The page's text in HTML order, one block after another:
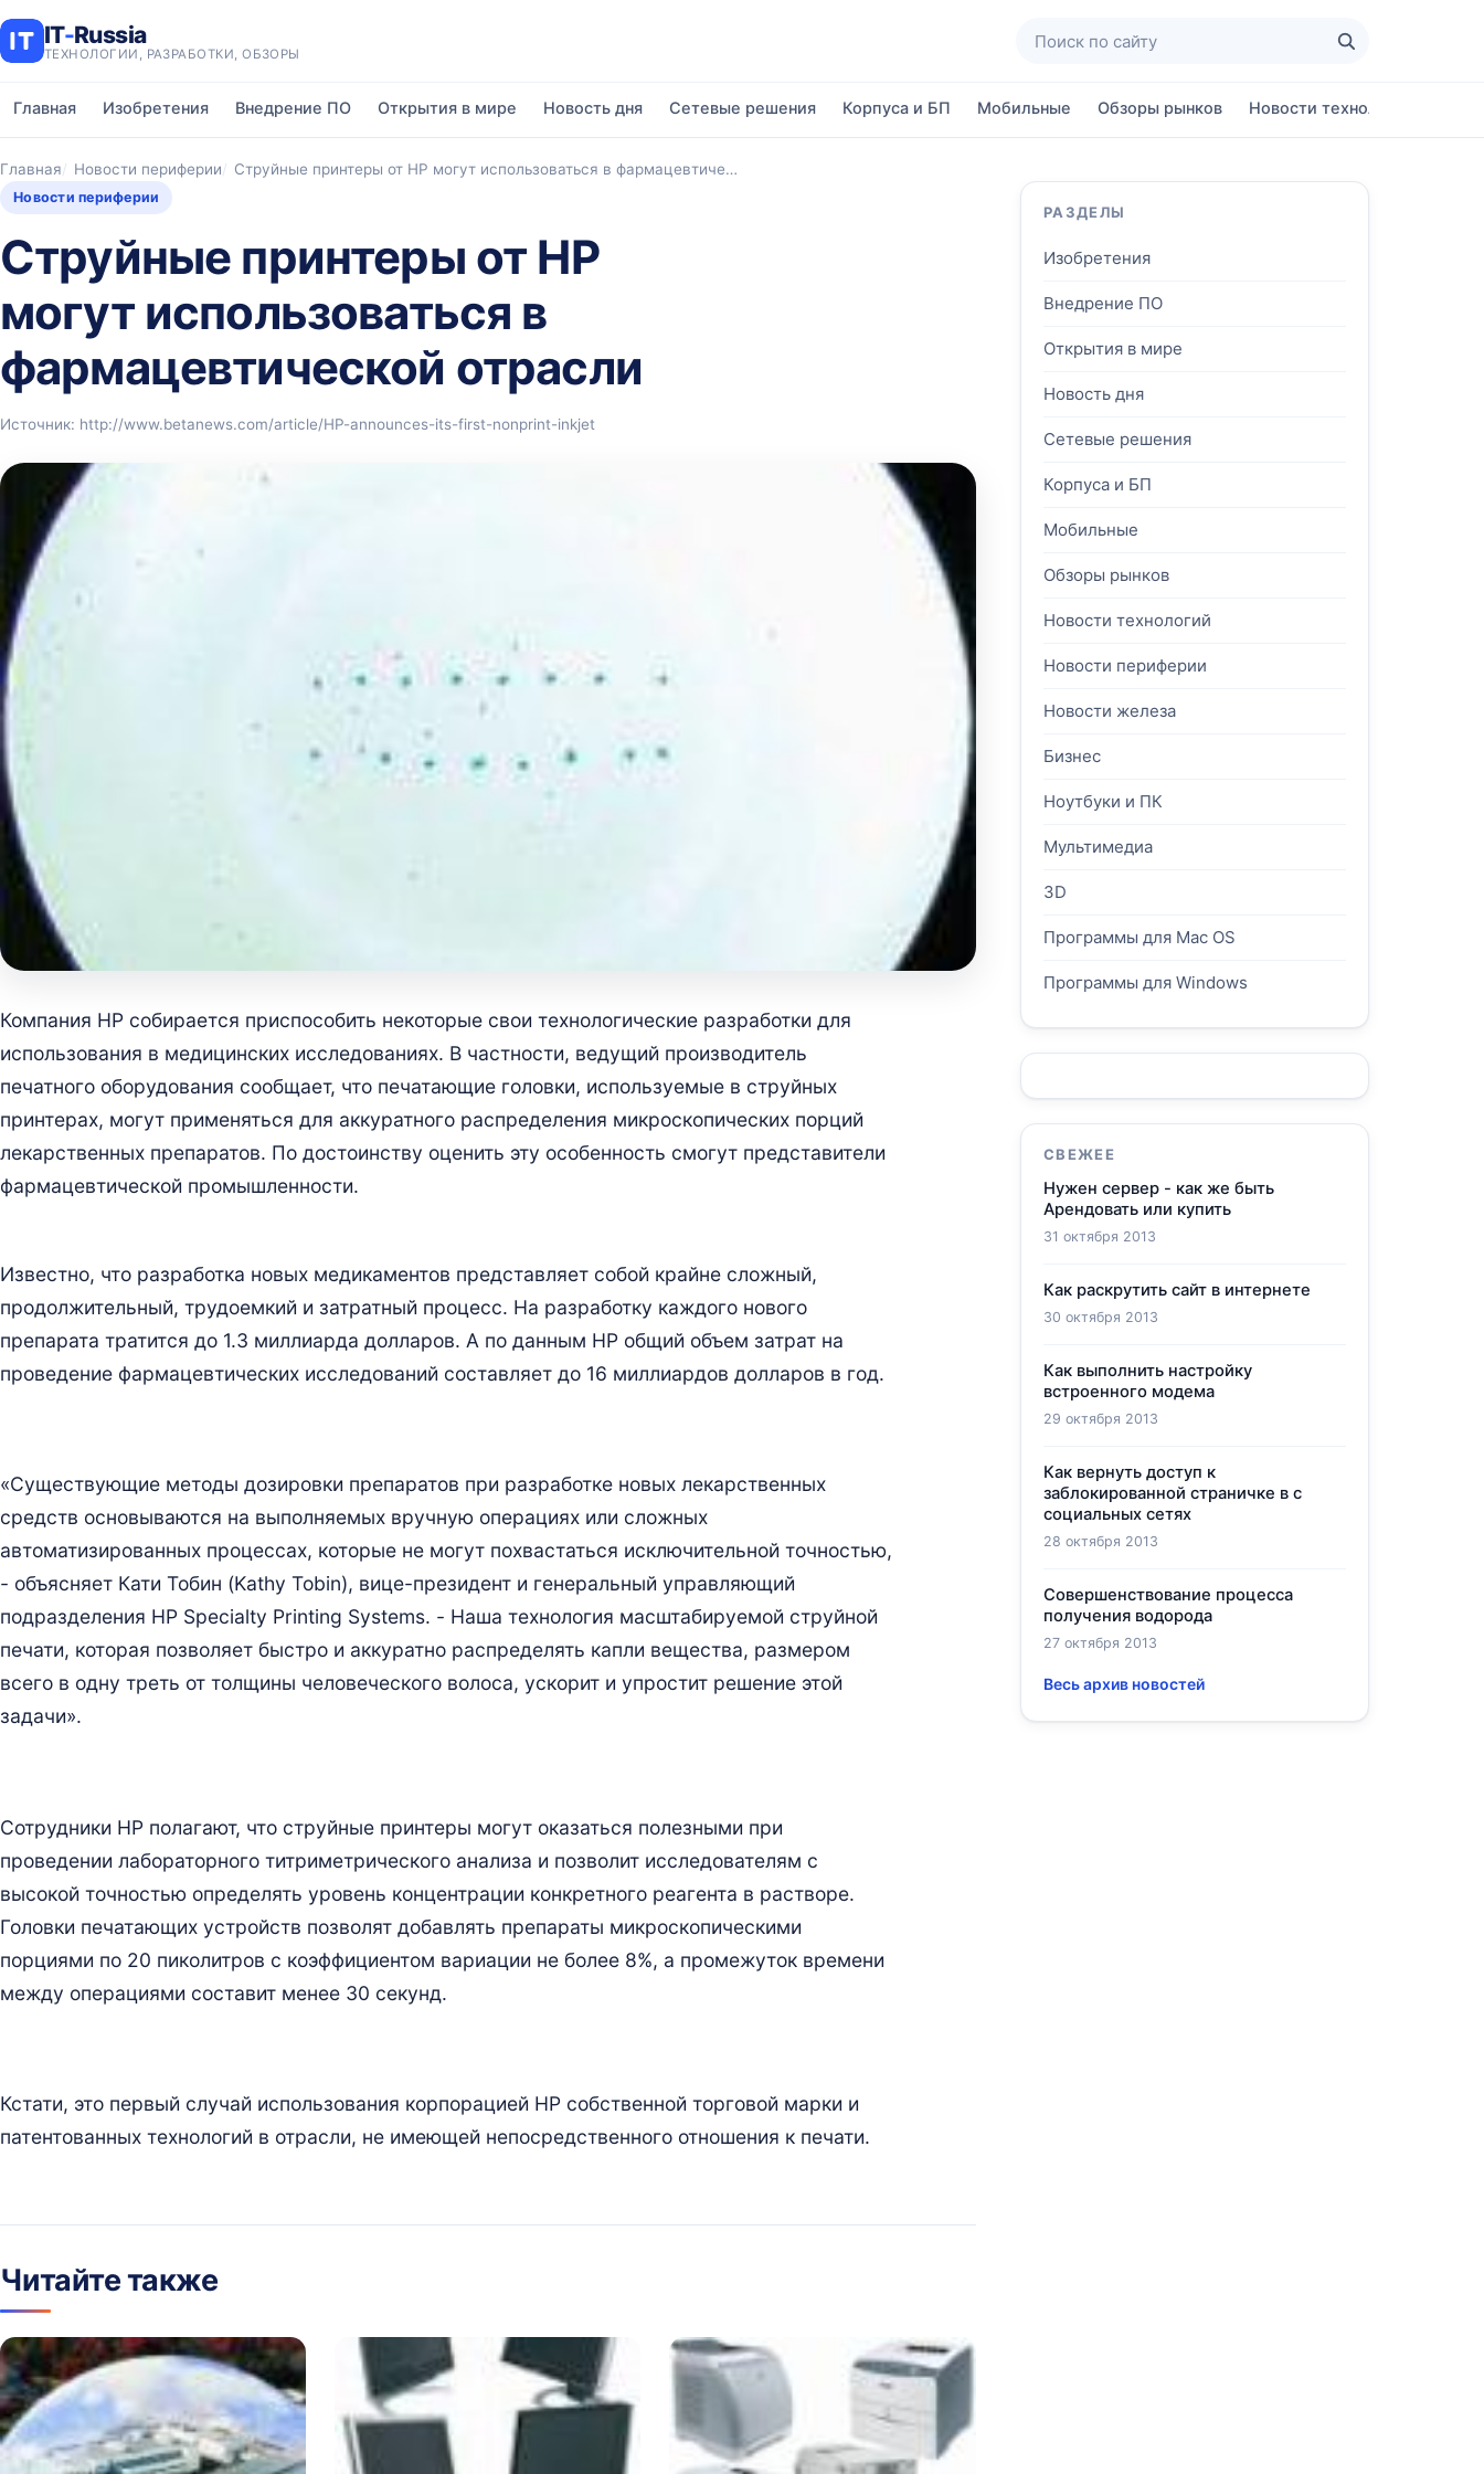
IT-Russia
ТЕХНОЛОГИИ, РАЗРАБОТКИ, ОБЗОРЫ
Поиск по сайту
Найти
Главная Изобретения Внедрение ПО Открытия в мире Новость дня Сетевые решения Корпуса и БП Мобильные Обзоры рынков Новости технологий
Главная Новости периферии Струйные принтеры от HP могут использоваться в фармацевтиче…
Новости периферии
Струйные принтеры от HP
могут использоваться в
фармацевтической отрасли
Источник: http://www.betanews.com/article/HP-announces-its-first-nonprint-inkjet
Компания HP собирается приспособить некоторые свои технологические разработки для
использования в медицинских исследованиях. В частности, ведущий производитель
печатного оборудования сообщает, что печатающие головки, используемые в струйных
принтерах, могут применяться для аккуратного распределения микроскопических порций
лекарственных препаратов. По достоинству оценить эту особенность смогут представители
фармацевтической промышленности.
Известно, что разработка новых медикаментов представляет собой крайне сложный,
продолжительный, трудоемкий и затратный процесс. На разработку каждого нового
препарата тратится до 1.3 миллиарда долларов. А по данным HP общий объем затрат на
проведение фармацевтических исследований составляет до 16 миллиардов долларов в год.
«Существующие методы дозировки препаратов при разработке новых лекарственных
средств основываются на выполняемых вручную операциях или сложных
автоматизированных процессах, которые не могут похвастаться исключительной точностью,
- объясняет Кати Тобин (Kathy Tobin), вице-президент и генеральный управляющий
подразделения HP Specialty Printing Systems. - Наша технология масштабируемой струйной
печати, которая позволяет быстро и аккуратно распределять капли вещества, размером
всего в одну треть от толщины человеческого волоса, ускорит и упростит решение этой
задачи».
Сотрудники HP полагают, что струйные принтеры могут оказаться полезными при
проведении лабораторного титриметрического анализа и позволит исследователям с
высокой точностью определять уровень концентрации конкретного реагента в растворе.
Головки печатающих устройств позволят добавлять препараты микроскопическими
порциями по 20 пиколитров с коэффициентом вариации не более 8%, а промежуток времени
между операциями составит менее 30 секунд.
Кстати, это первый случай использования корпорацией HP собственной торговой марки и
патентованных технологий в отрасли, не имеющей непосредственного отношения к печати.
Читайте также
РАЗДЕЛЫ
Изобретения
Внедрение ПО
Открытия в мире
Новость дня
Сетевые решения
Корпуса и БП
Мобильные
Обзоры рынков
Новости технологий
Новости периферии
Новости железа
Бизнес
Ноутбуки и ПК
Мультимедиа
3D
Программы для Mac OS
Программы для Windows
СВЕЖЕЕ
Нужен сервер - как же быть
Арендовать или купить
31 октября 2013
Как раскрутить сайт в интернете
30 октября 2013
Как выполнить настройку
встроенного модема
29 октября 2013
Как вернуть доступ к
заблокированной страничке в с
социальных сетях
28 октября 2013
Совершенствование процесса
получения водорода
27 октября 2013
Весь архив новостей